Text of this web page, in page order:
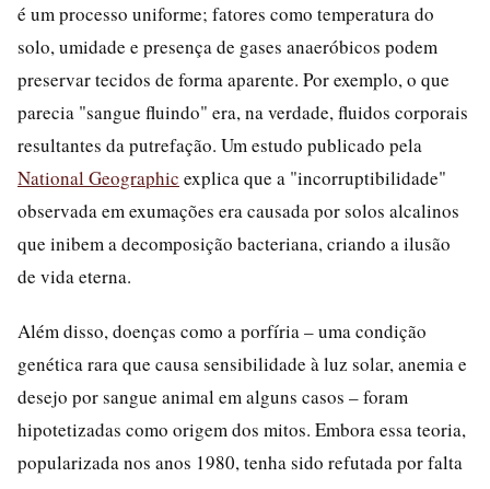
é um processo uniforme; fatores como temperatura do
solo, umidade e presença de gases anaeróbicos podem
preservar tecidos de forma aparente. Por exemplo, o que
parecia "sangue fluindo" era, na verdade, fluidos corporais
resultantes da putrefação. Um estudo publicado pela
National Geographic explica que a "incorruptibilidade"
observada em exumações era causada por solos alcalinos
que inibem a decomposição bacteriana, criando a ilusão
de vida eterna.
Além disso, doenças como a porfíria – uma condição
genética rara que causa sensibilidade à luz solar, anemia e
desejo por sangue animal em alguns casos – foram
hipotetizadas como origem dos mitos. Embora essa teoria,
popularizada nos anos 1980, tenha sido refutada por falta